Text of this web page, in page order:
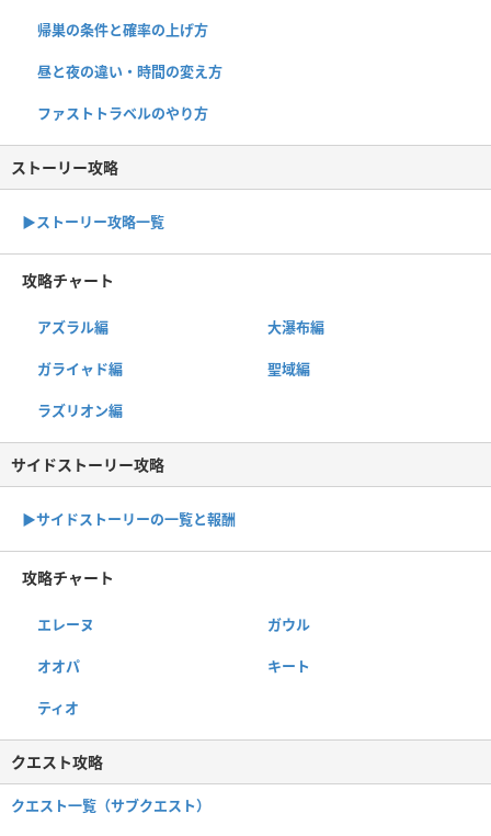
帰巣の条件と確率の上げ方
昼と夜の違い・時間の変え方
ファストトラベルのやり方
ストーリー攻略
▶︎ストーリー攻略一覧
攻略チャート
アズラル編 大瀑布編
ガライャド編 聖域編
ラズリオン編
サイドストーリー攻略
▶サイドストーリーの一覧と報酬
攻略チャート
エレーヌ ガウル
オオパ キート
ティオ
クエスト攻略
クエスト一覧（サブクエスト）